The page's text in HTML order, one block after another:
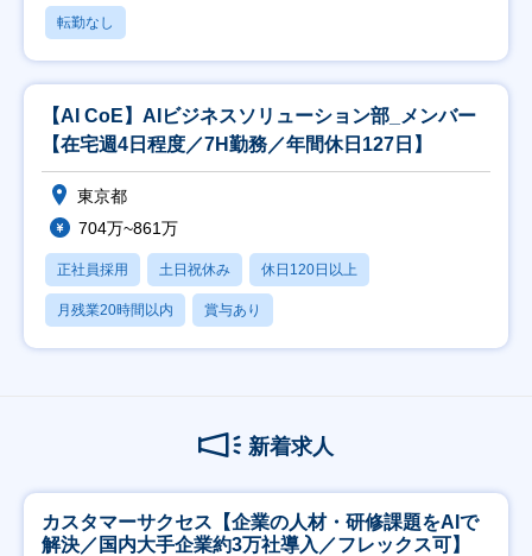
転勤なし
【AI CoE】AIビジネスソリューション部_メンバー
【在宅週4日程度／7H勤務／年間休日127日】
東京都
704万~861万
正社員採用 土日祝休み 休日120日以上
月残業20時間以内 賞与あり
新着求人
カスタマーサクセス【企業の人材・研修課題をAIで
解決／国内大手企業約3万社導入／フレックス可】